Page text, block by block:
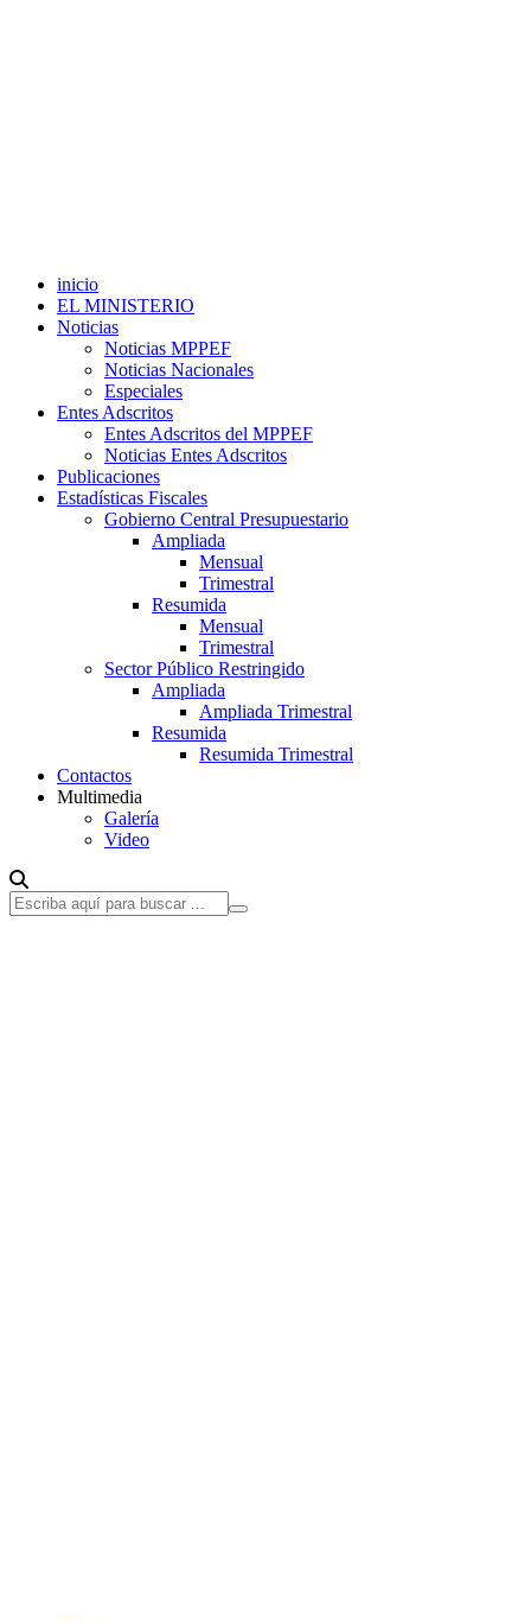
inicio
EL MINISTERIO
Noticias
Noticias MPPEF
Noticias Nacionales
Especiales
Entes Adscritos
Entes Adscritos del MPPEF
Noticias Entes Adscritos
Publicaciones
Estadísticas Fiscales
Gobierno Central Presupuestario
Ampliada
Mensual
Trimestral
Resumida
Mensual
Trimestral
Sector Público Restringido
Ampliada
Ampliada Trimestral
Resumida
Resumida Trimestral
Contactos
Multimedia
Galería
Video